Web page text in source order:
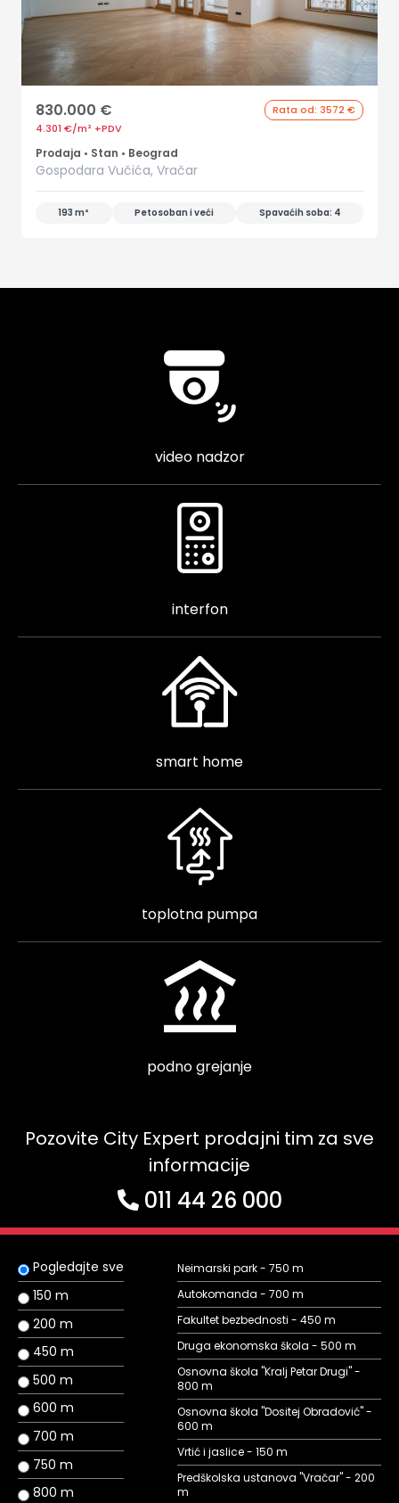
830.000 €
4.301 €/m²
Rata od: 3572 €
Prodaja • Stan • Beograd
Gospodara Vučića, Vračar
193 m² Petosoban i veći Spavaćih soba: 4
video nadzor
interfon
smart home
toplotna pumpa
podno grejanje
Pozovite City Expert prodajni tim za sve
informacije
011 44 26 000
Pogledajte sve
150 m
200 m
450 m
500 m
600 m
700 m
750 m
800 m
Neimarski park - 750 m
Autokomanda - 700 m
Fakultet bezbednosti - 450 m
Druga ekonomska škola - 500 m
Osnovna škola "Kralj Petar Drugi" -
800 m
Osnovna škola "Dositej Obradović" -
600 m
Vrtić i jaslice - 150 m
Predškolska ustanova "Vračar" - 200
m